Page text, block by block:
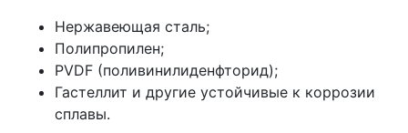
Нержавеющая сталь;
Полипропилен;
PVDF (поливинилиденфторид);
Гастеллит и другие устойчивые к коррозии
сплавы.